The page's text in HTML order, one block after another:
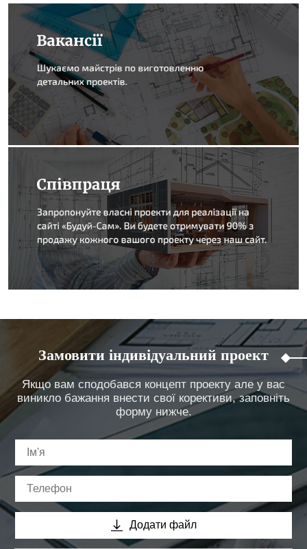
Замовити індивідуальний проект
Якщо вам сподобався концепт проекту але у вас
виникло бажання внести свої корективи, заповніть
форму нижче.
Додати файл